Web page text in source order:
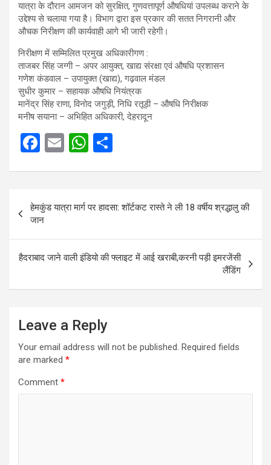
यात्रा के दौरान आमजन को सुरक्षित, गुणवत्तापूर्ण औषधियां उपलब्ध कराने के
उद्देश्य से चलाया गया है। विभाग द्वारा इस प्रकार की सतत निगरानी और
औचक निरीक्षण की कार्यवाही आगे भी जारी रहेगी।
निरीक्षण में सम्मिलित प्रमुख अधिकारीगण :
ताजबर सिंह जग्गी – अपर आयुक्त, खाद्य संरक्षा एवं औषधि प्रशासन
गणेश कंडवाल – उपायुक्त (खाद्य), गढ़वाल मंडल
सुधीर कुमार – सहायक औषधि नियंत्रक
मानेंद्र सिंह राणा, विनोद जगुड़ी, निधि रतूड़ी – औषधि निरीक्षक
मनीष सयाना – अभिहित अधिकारी, देहरादून
F
b
o
o
k
E
W
s
p
p
e
Post
navigation
हेमकुंड यात्रा मार्ग पर हादसा: शॉर्टकट रास्ते ने ली 18 वर्षीय श्रद्धालु की
जान
हैदराबाद जाने वाली इंडियो की फ्लाइट में आई खराबी,करनी पड़ी इमरजेंसी
लैंडिंग
Leave a Reply
Your email address will not be published. Required fields
are marked *
Comment *